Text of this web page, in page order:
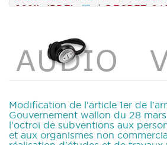
2021) (PDF)
|DECRET
DECRET 640 n3
DECRET 640 n5 (2020-
PARCHEMIN 640 (2020-
DECRET 641 n1 (2020-2021)
(2020-2021) (PDF)
2021) (PDF)
|
(PDF)
|DECRET 642 n1
|DECRET 642 n2 (2020-
Modification de l'article 1er de
Gouvernement wallon du 28
l'octroi de subventions aux
et aux organismes non